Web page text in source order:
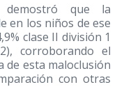
que la
en los niños de ese
clase II división 1
corroborando el
de esta maloclusión
con otras